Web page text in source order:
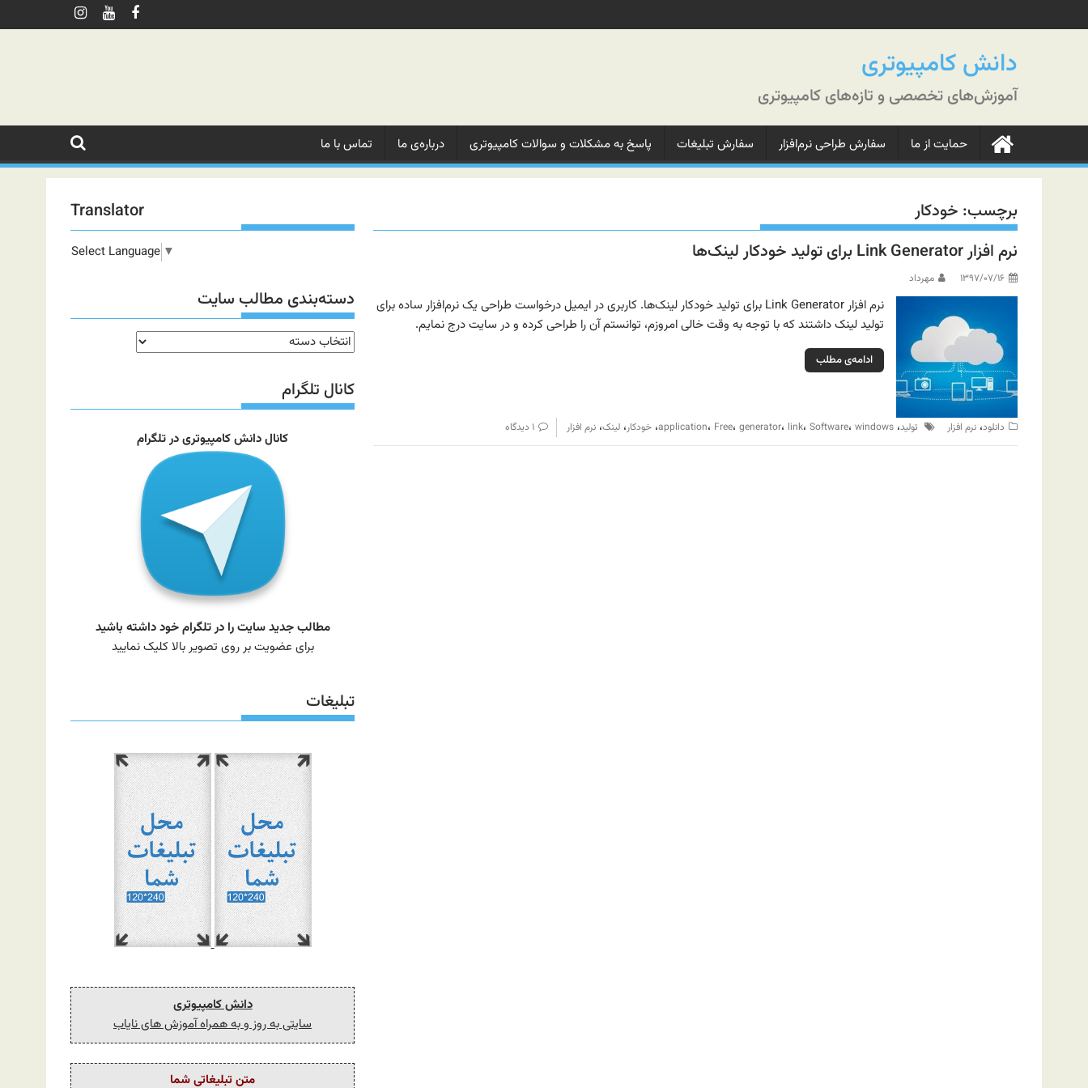
به
دانش کامپیوتری
آموزش‌های تخصصی و تازه‌های کامپیوتری
حمایت از ما سفارش طراحی نرم‌افزار سفارش‌ تبلیغات‌ پاسخ به مشکلات‌ و‌ سوالات‌ کامپیوتری درباره‌ی ما‌ تماس با ما
برچسب: خودکار
نرم افزار Link Generator برای تولید خودکار لینک‌ها
۱۳۹۷/۰۷/۱۶ مهرداد
نرم افزار Link Generator برای تولید خودکار لینک‌ها. کاربری در ایمیل درخواست طراحی یک نرم‌افزار ساده برای
تولید لینک داشتند که با توجه به وقت خالی امروزم، توانستم آن را طراحی کرده و در سایت درج نمایم.
ادامه‌ی مطلب
دانلود، نرم افزار ‌ تولید، application، Free، generator، link، Software، windows ، خودکار، لینک، نرم افزار ۱ دیدگاه
Translator
Select Language ▼
دسته‌بندی مطالب سایت
دسته‌بندی
مطالب
سایت
کانال تلگرام
کانال دانش کامپیوتری در تلگرام
مطالب جدید سایت را در تلگرام خود داشته باشید
برای عضویت بر روی تصویر بالا کلیک نمایید
تبلیغات
دانش کامپیوتری
سایتی به روز و به همراه آموزش های نایاب
متن تبلیغاتی شما